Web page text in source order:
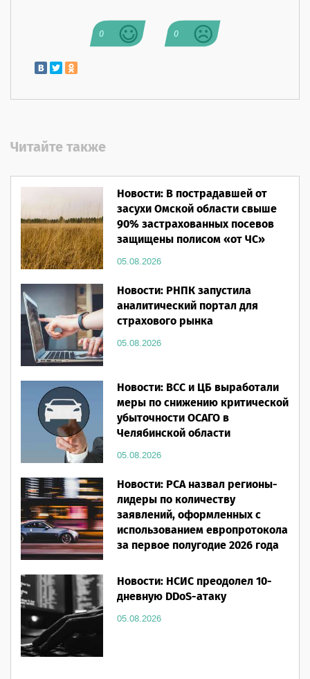
0 0
Читайте также
Новости: В пострадавшей от
засухи Омской области свыше
90% застрахованных посевов
защищены полисом «от ЧС»
05.08.2026
Новости: РНПК запустила
аналитический портал для
страхового рынка
05.08.2026
Новости: ВСС и ЦБ выработали
меры по снижению критической
убыточности ОСАГО в
Челябинской области
05.08.2026
Новости: РСА назвал регионы-
лидеры по количеству
заявлений, оформленных с
использованием европротокола
за первое полугодие 2026 года
Новости: НСИС преодолел 10-
дневную DDoS-атаку
05.08.2026